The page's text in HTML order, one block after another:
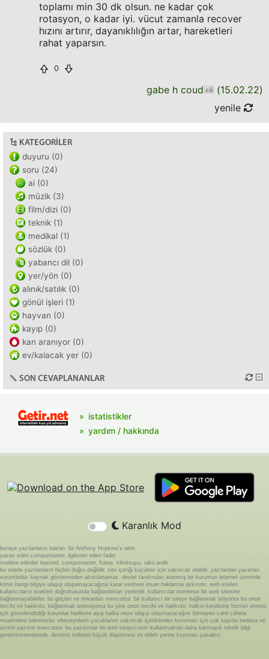
toplamı min 30 dk olsun. ne kadar çok
rotasyon, o kadar iyi. vücut zamanla recover
hızını artırır, dayanıklılığın artar, hareketleri
rahat yaparsın.
0
gabe h coud (15.02.22)
yenile
KATEGORILER
duyuru (0)
soru (24)
ai (0)
müzik (3)
film/dizi (0)
teknik (1)
medikal (1)
sözlük (0)
yabancı dil (0)
yer/yön (0)
alınık/satılık (0)
gönül işleri (1)
hayvan (0)
kayıp (0)
kan aranıyor (0)
ev/kalacak yer (0)
SON CEVAPLANANLAR
istatistikler
yardım / hakkında
Karanlık Mod
buraya yazılanların hakları Sir Anthony Hopkins'e aittir.
yazan eden compumaster, ilgilenen eden fader
modere edenler basond, compumaster, fraise, kibritsuyu, rakicandir
bu sitede yazılanların hiçbiri doğru değildir. site içeriği küçükler için sakıncalı olabilir. yazılardan yazarları
sorumludur. kaynak göstermeden alıntılanamaz. devlet tarafından atanmış bir kurumun internet üzerinde
kimin hangi bilgiye ulaşıp ulaşamayacağına karar vermesi insan haklarına aykırıdır. web siteleri
kullanıcıların istekleri doğrultusunda bağlandıkları yerlerdir. kullanıcılar isterlerse bir web sitesine
bağlanmayabilirler. bu güçleri ve imkanları mevcuttur. bir kullanıcı bir siteye bağlanmak istiyorsa bu onun
tercihi ve hakkıdır. bağlanmak istemiyorsa bu yine onun tercihi ve hakkıdır. halkın kendisine hizmet etmesi
için görevlendirdiği kurumlar hadlerini aşıp halka neye ulaşıp ulaşmayacağını bilmeyen cahil cühela
muamelesi edemezler. ebeveynlerin çocuklarını sakıncalı içeriklerden koruması için çok sayıda bedava ve
ücretli yazılım mevcuttur. bu yazılımlar bir web tarayıcısını kullanmaktan daha karmaşık teknik bilgi
gerektirmemektedir. devletin milletini küçük düşürmesi ve ebleh yerine koyması yasaktır.